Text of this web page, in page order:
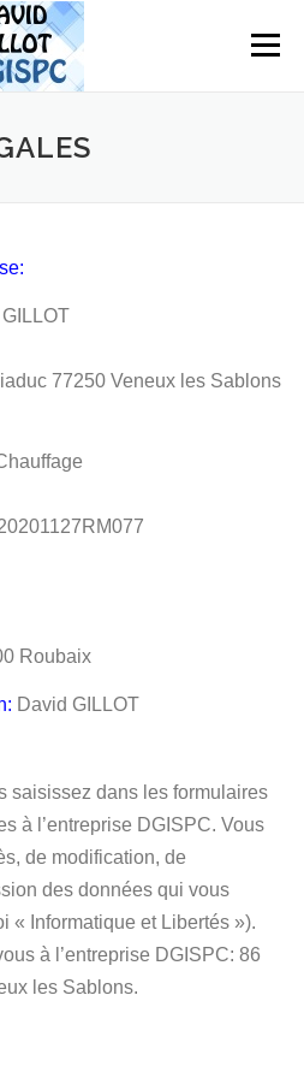
Menu
77250 Veneux les Sablons
Roubaix
David GILLOT
saisissez dans les formulaires
à l’entreprise DGISPC. Vous
de modification, de
des données qui vous
« Informatique et Libertés »).
à l’entreprise DGISPC: 86
les Sablons.